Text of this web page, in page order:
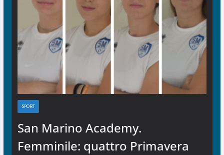
SPORT
San Marino Academy.
Femminile: quattro Primavera